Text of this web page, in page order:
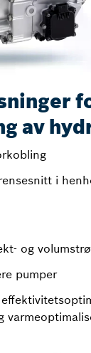
av
i
og
pumper